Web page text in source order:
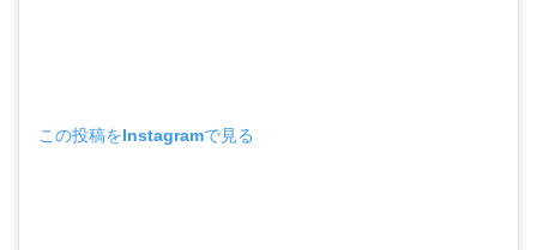
この投稿をInstagramで見る